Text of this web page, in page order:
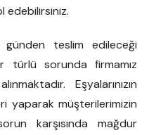
edebilirsiniz.
günden teslim edileceği
türlü sorunda firmamız
Eşyalarınızın
yaparak müşterilerimizin
karşısında mağdur